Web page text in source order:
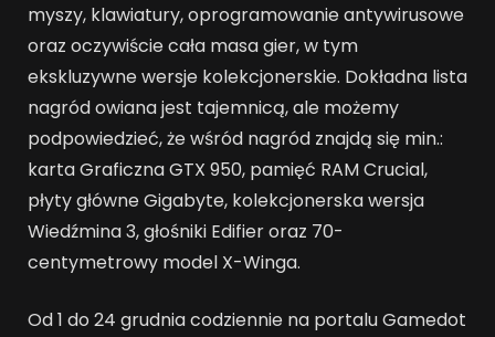
myszy, klawiatury, oprogramowanie antywirusowe
oraz oczywiście cała masa gier, w tym
ekskluzywne wersje kolekcjonerskie. Dokładna lista
nagród owiana jest tajemnicą, ale możemy
podpowiedzieć, że wśród nagród znajdą się min.:
karta Graficzna GTX 950, pamięć RAM Crucial,
płyty główne Gigabyte, kolekcjonerska wersja
Wiedźmina 3, głośniki Edifier oraz 70-
centymetrowy model X-Winga.
Od 1 do 24 grudnia codziennie na portalu Gamedot